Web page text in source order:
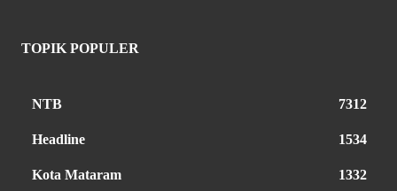
TOPIK POPULER
NTB 7312
Headline 1534
Kota Mataram 1332